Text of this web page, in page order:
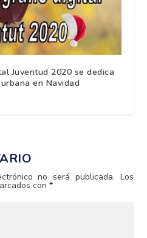
Juventud 2020 se dedica
en Navidad
no será publicada. Los
con*